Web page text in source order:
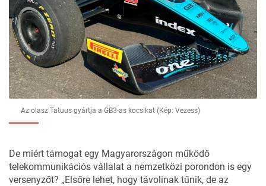
Az olasz Tatuus gyártja a GB3-as kocsikat (Kép: Vezess)
De miért támogat egy Magyarországon működő
telekommunikációs vállalat a nemzetközi porondon is egy
versenyzőt? „Elsőre lehet, hogy távolinak tűnik, de az